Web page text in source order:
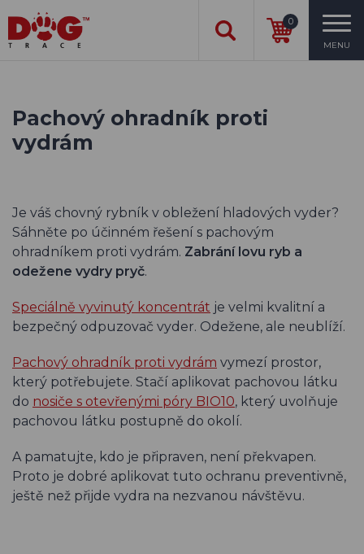
0
MENU
Pachový ohradník proti
vydrám
Je váš chovný rybník v obležení hladových vyder?
Sáhněte po účinném řešení s pachovým
ohradníkem proti vydrám. Zabrání lovu ryb a
odežene vydry pryč.
Speciálně vyvinutý koncentrát je velmi kvalitní a
bezpečný odpuzovač vyder. Odežene, ale neublíží.
Pachový ohradník proti vydrám vymezí prostor,
který potřebujete. Stačí aplikovat pachovou látku
do nosiče s otevřenými póry BIO10, který uvolňuje
pachovou látku postupně do okolí.
A pamatujte, kdo je připraven, není překvapen.
Proto je dobré aplikovat tuto ochranu preventivně,
ještě než přijde vydra na nezvanou návštěvu.